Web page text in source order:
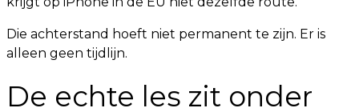
Die achterstand hoeft niet permanent te zijn. Er is
alleen geen tijdlijn.
De echte les zit onder